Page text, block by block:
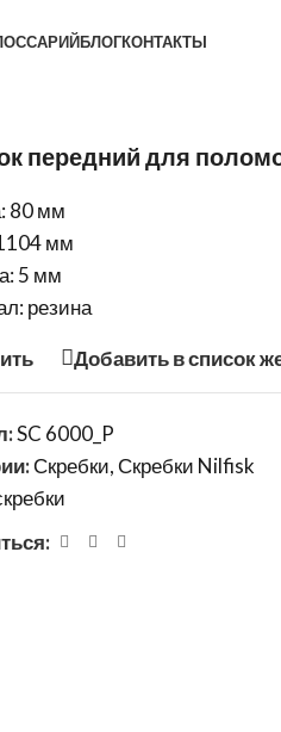
БЛОГКОНТАКТЫ
передний для
80 мм
мм
5 мм
резина
Добавить в список
SC 6000_P
Скребки,Скребки Nilfisk